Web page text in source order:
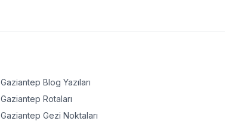
Gaziantep Blog Yazıları
Gaziantep Rotaları
Gaziantep Gezi Noktaları